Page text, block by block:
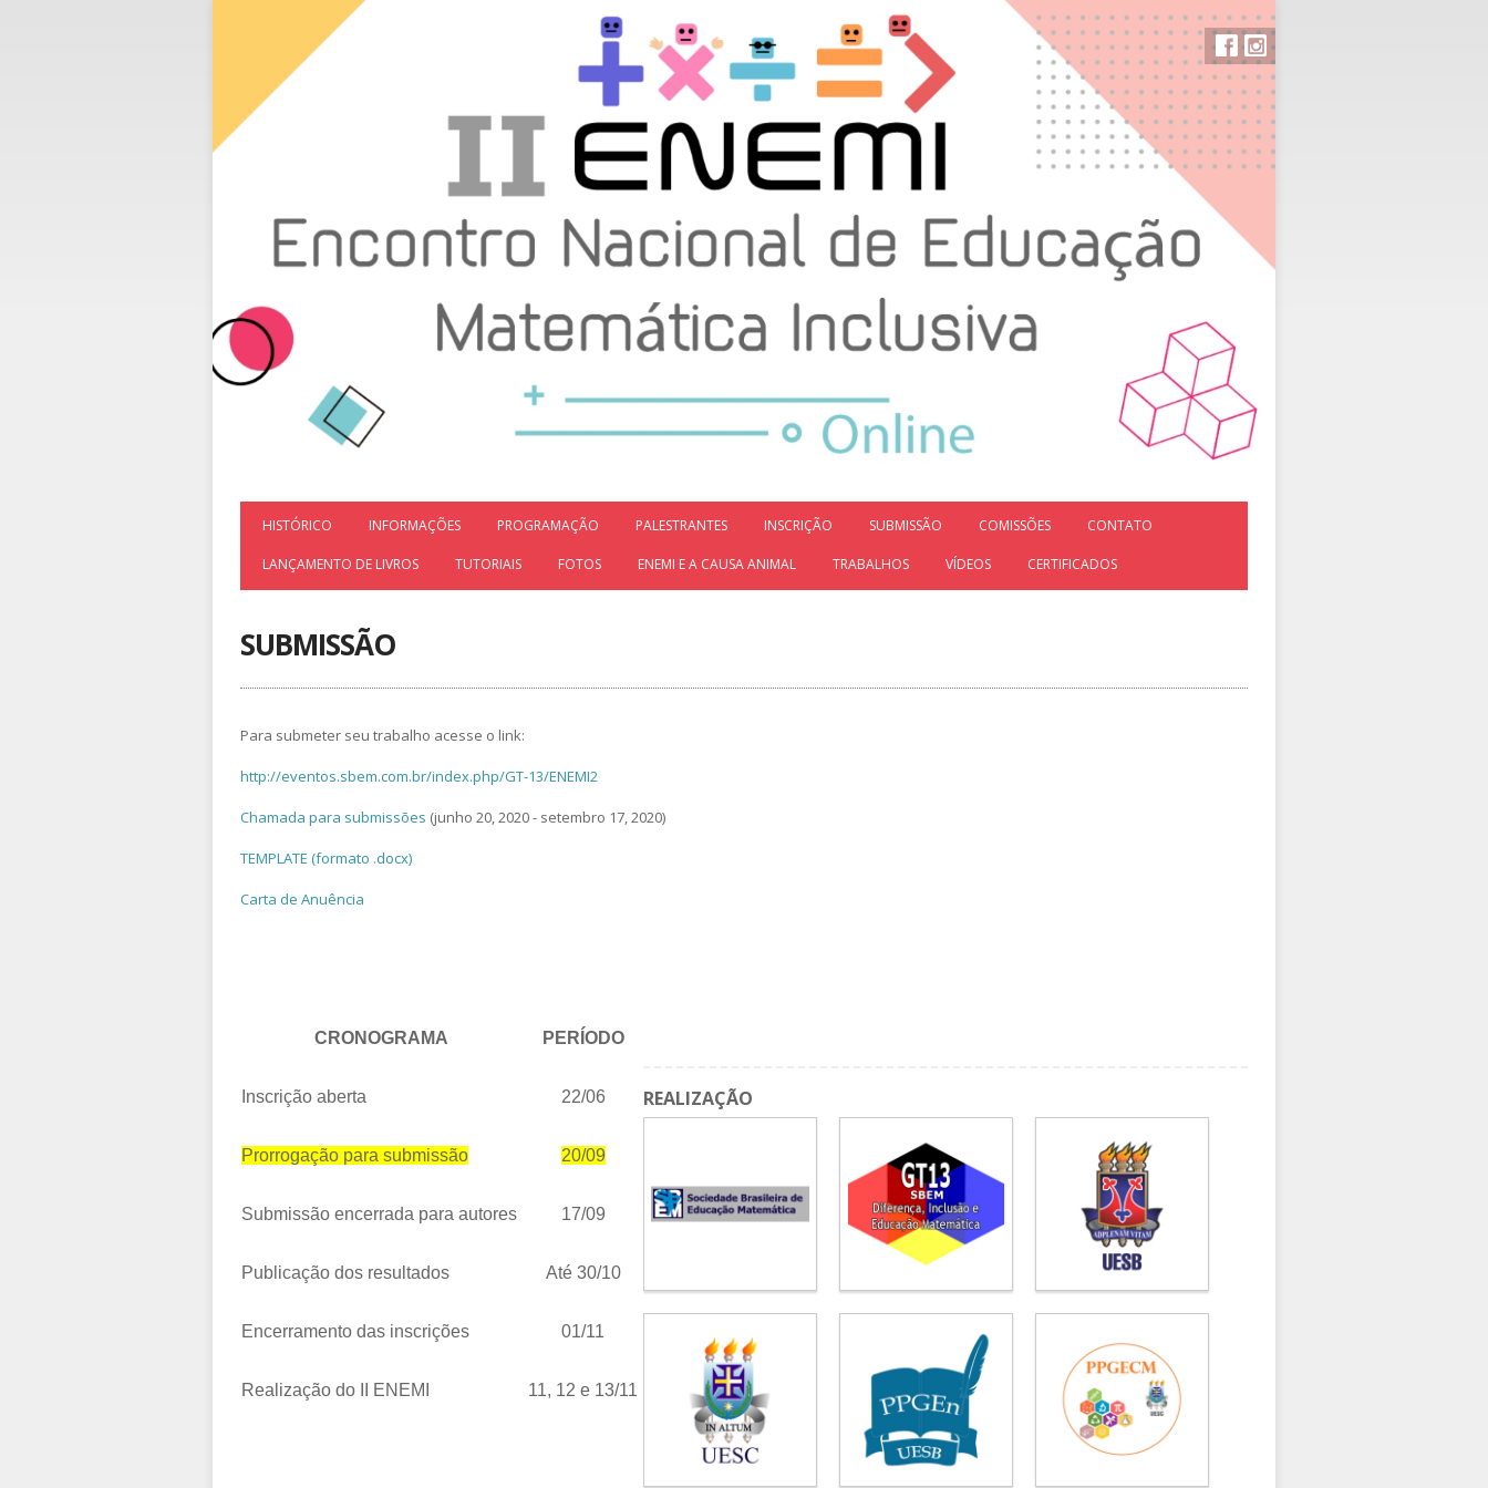
HISTÓRICO INFORMAÇÕES PROGRAMAÇÃO PALESTRANTES INSCRIÇÃO SUBMISSÃO COMISSÕES CONTATO
LANÇAMENTO DE LIVROS TUTORIAIS FOTOS ENEMI E A CAUSA ANIMAL TRABALHOS VÍDEOS CERTIFICADOS
SUBMISSÃO
Para submeter seu trabalho acesse o link:
http://eventos.sbem.com.br/index.php/GT-13/ENEMI2
Chamada para submissões (junho 20, 2020 - setembro 17, 2020)
TEMPLATE (formato .docx)
Carta de Anuência
CRONOGRAMA PERÍODO
Inscrição aberta 22/06
Prorrogação para submissão 20/09
Submissão encerrada para autores 17/09
Publicação dos resultados Até 30/10
Encerramento das inscrições 01/11
Realização do II ENEMI 11, 12 e 13/11
REALIZAÇÃO